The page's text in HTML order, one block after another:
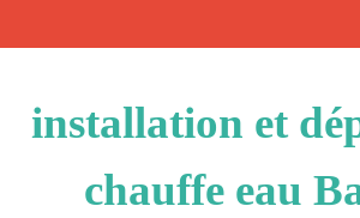
installation et
chauffe eau